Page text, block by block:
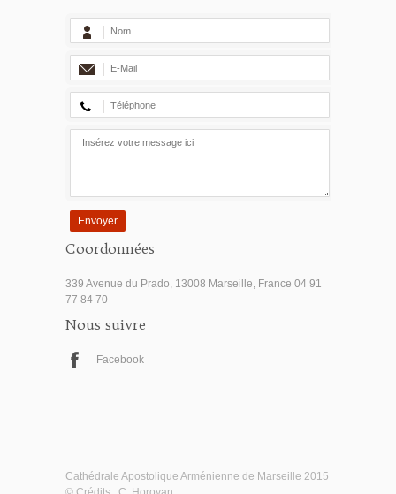
Envoyer
Coordonnées
339 Avenue du Prado, 13008 Marseille, France 04 91
77 84 70
Nous suivre
Facebook
Cathédrale Apostolique Arménienne de Marseille 2015